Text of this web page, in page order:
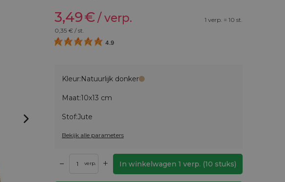
3,49€/ verp.
1 verp. = 10 st.
0,35€ / st.
4.9
Kleur:Natuurlijk donker
Maat:10x13 cm
Stof:Jute
Bekijk alle parameters
– verp. + In winkelwagen 1 verp. (10 stuks)